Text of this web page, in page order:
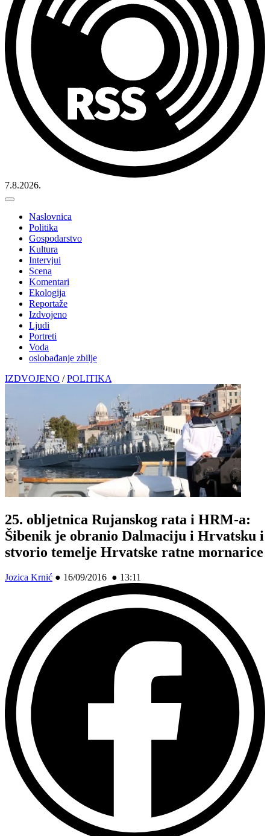
7.8.2026.
Naslovnica
Politika
Gospodarstvo
Kultura
Intervjui
Scena
Komentari
Ekologija
Reportaže
Izdvojeno
Ljudi
Portreti
Voda
oslobađanje zbilje
IZDVOJENO /POLITIKA
25. obljetnica Rujanskog rata i HRM-a:
Šibenik je obranio Dalmaciju i Hrvatsku i
stvorio temelje Hrvatske ratne mornarice
Jozica Krnić ● 16/09/2016 ● 13:11